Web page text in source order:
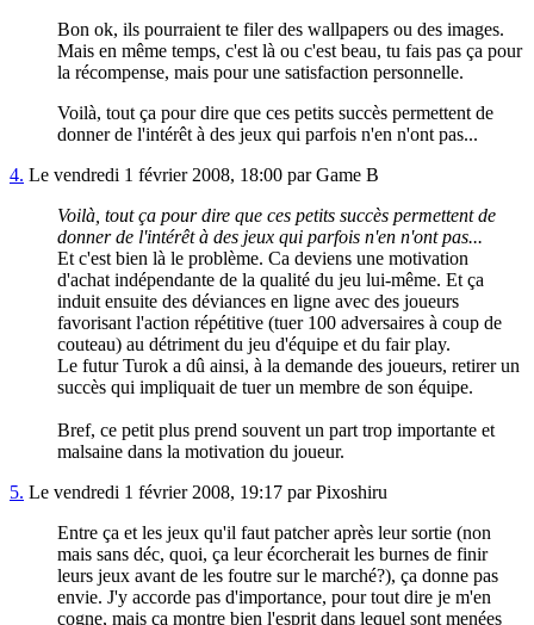
Bon ok, ils pourraient te filer des wallpapers ou des images.
Mais en même temps, c'est là ou c'est beau, tu fais pas ça pour
la récompense, mais pour une satisfaction personnelle.
Voilà, tout ça pour dire que ces petits succès permettent de
donner de l'intérêt à des jeux qui parfois n'en n'ont pas...
4. Le vendredi 1 février 2008, 18:00 par Game B
Voilà, tout ça pour dire que ces petits succès permettent de
donner de l'intérêt à des jeux qui parfois n'en n'ont pas...
Et c'est bien là le problème. Ca deviens une motivation
d'achat indépendante de la qualité du jeu lui-même. Et ça
induit ensuite des déviances en ligne avec des joueurs
favorisant l'action répétitive (tuer 100 adversaires à coup de
couteau) au détriment du jeu d'équipe et du fair play.
Le futur Turok a dû ainsi, à la demande des joueurs, retirer un
succès qui impliquait de tuer un membre de son équipe.
Bref, ce petit plus prend souvent un part trop importante et
malsaine dans la motivation du joueur.
5. Le vendredi 1 février 2008, 19:17 par Pixoshiru
Entre ça et les jeux qu'il faut patcher après leur sortie (non
mais sans déc, quoi, ça leur écorcherait les burnes de finir
leurs jeux avant de les foutre sur le marché?), ça donne pas
envie. J'y accorde pas d'importance, pour tout dire je m'en
cogne, mais ça montre bien l'esprit dans lequel sont menées